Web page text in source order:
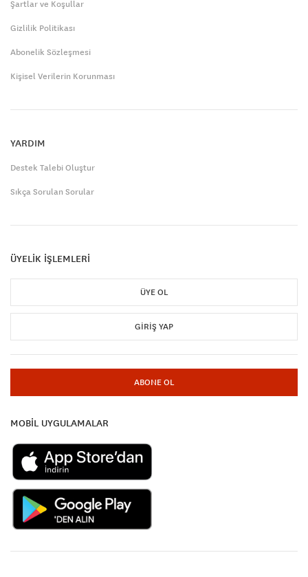
Şartlar ve Koşullar
Gizlilik Politikası
Abonelik Sözleşmesi
Kişisel Verilerin Korunması
YARDIM
Destek Talebi Oluştur
Sıkça Sorulan Sorular
ÜYELİK İŞLEMLERİ
ÜYE OL
GIRIŞ YAP
ABONE OL
MOBİL UYGULAMALAR